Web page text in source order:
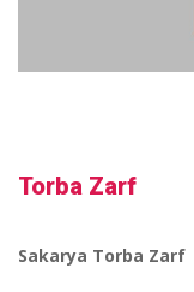
Torba Zarf
Sakarya Torba Zarf